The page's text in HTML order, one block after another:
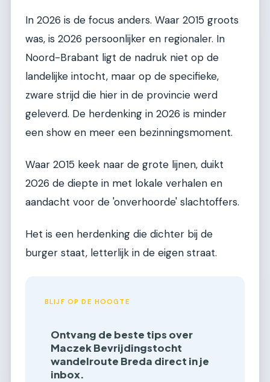
In 2026 is de focus anders. Waar 2015 groots
was, is 2026 persoonlijker en regionaler. In
Noord-Brabant ligt de nadruk niet op de
landelijke intocht, maar op de specifieke,
zware strijd die hier in de provincie werd
geleverd. De herdenking in 2026 is minder
een show en meer een bezinningsmoment.
Waar 2015 keek naar de grote lijnen, duikt
2026 de diepte in met lokale verhalen en
aandacht voor de 'onverhoorde' slachtoffers.
Het is een herdenking die dichter bij de
burger staat, letterlijk in de eigen straat.
BLIJF OP DE HOOGTE
Ontvang de beste tips over
Maczek Bevrijdingstocht
wandelroute Breda direct in je
inbox.